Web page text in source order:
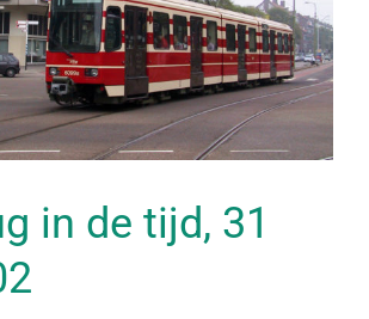
in de tijd, 31